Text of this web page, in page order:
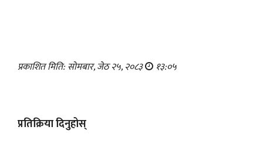
प्रकाशित मिति: सोमबार, जेठ २५, २०८३ १३:०५
प्रतिक्रिया दिनुहोस्